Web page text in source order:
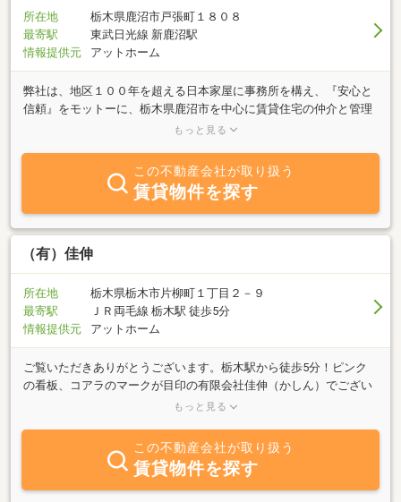
所在地
栃木県鹿沼市戸張町１８０８
最寄駅
東武日光線 新鹿沼駅
情報提供元
アットホーム
弊社は、地区１００年を超える日本家屋に事務所を構え、『安心と
信頼』をモットーに、栃木県鹿沼市を中心に賃貸住宅の仲介と管理
をはじめ、住まいに関する様々な情報とサービスを提供しておりま
様目線で、理想の住まいをお探し致します。また、インターネット
に掲載される以前の賃貸情報も随時ご紹介しておりますので、お気
軽にお問い合わせ下さい。お客様のご来店心よりお待ちしておりま
す。
もっと見る
この不動産会社が取り扱う
賃貸物件を探す
（有）佳伸
所在地
栃木県栃木市片柳町１丁目２－９
最寄駅
ＪＲ両毛線 栃木駅 徒歩5分
情報提供元
アットホーム
ご覧いただきありがとうございます。栃木駅から徒歩5分！ピンク
の看板、コアラのマークが目印の有限会社佳伸（かしん）でござい
ます。土地建物仲介、建売住宅、アパート・マンションの斡旋等を
の喜ばれる顔が見たくて、明るく元気なスタッフが心を込めてお手
伝いさせていただきます！お住まい探しの疑問や不安、ローンのご
相談など、ひとつひとつ一緒に解決していきましょう。スタッフが
淹れるおしゃれなラテアートととびっきりの笑顔でご来店お待ちし
もっと見る
この不動産会社が取り扱う
賃貸物件を探す